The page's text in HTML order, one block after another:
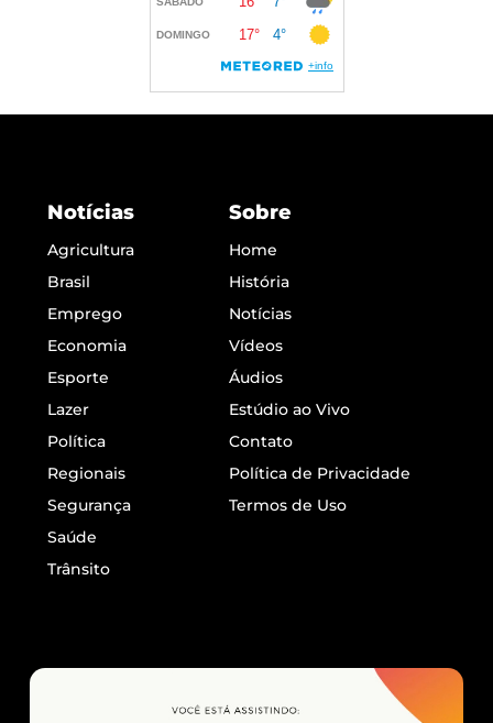
Notícias
Agricultura
Brasil
Emprego
Economia
Esporte
Lazer
Política
Regionais
Segurança
Saúde
Trânsito
Sobre
Home
História
Notícias
Vídeos
Áudios
Estúdio ao Vivo
Contato
Política de Privacidade
Termos de Uso